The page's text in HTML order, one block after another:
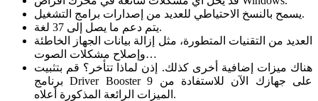
يسمح بالنسخ الاحتياطي للعديد من إصدارات برامج التشغيل.
يتم دعم ما يصل إلى 37 لغة.
العديد من التقنيات المتطورة، مثل إزالة بيانات الجهاز الخاطئة
وإصلاح مشكلات الصوت…
هناك ميزات إضافية أخرى كذلك. إذن لماذا تتأخر؟ قم بتثبيت
برنامج Driver Booster 9 على جهازك الآن للاستفادة من
الميزات الرائعة المذكورة أعلاه.